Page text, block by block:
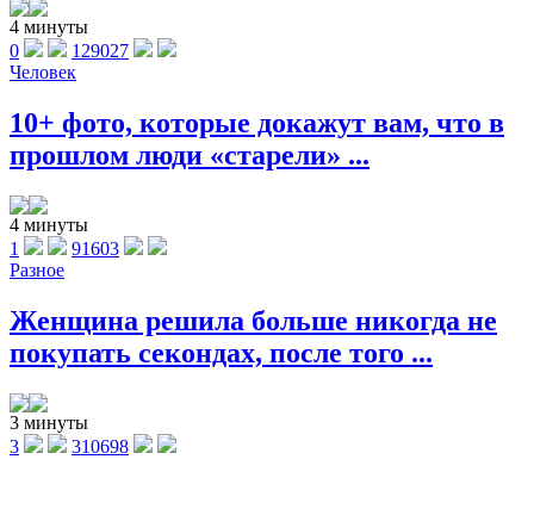
4 минуты
0
129027
Человек
10+ фото, которые докажут вам, что в
прошлом люди «старели» ...
4 минуты
1
91603
Разное
Женщина решила больше никогда не
покупать секондах, после того ...
3 минуты
3
310698